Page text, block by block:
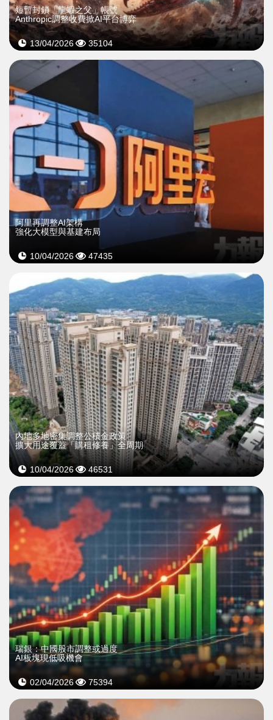
短暫封鎖「龍蝦之父」帳號
Anthropic調整收費掀AI平台博弈
13/04/2026 35104
阿里再調整AI架構
強化大模型與基建布局
10/04/2026 47435
內地多地密集調整公積金政策
擴大用途覆蓋「購租修養」全周期
10/04/2026 46531
瑞銀：中國股市調整或過度
AI板塊現低吸機會
02/04/2026 75394